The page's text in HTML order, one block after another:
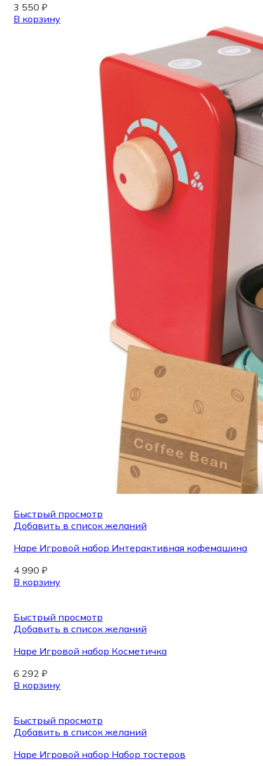
3 550 ₽
В корзину
Быстрый просмотр
Добавить в список желаний
Hape Игровой набор Интерактивная кофемашина
4 990 ₽
В корзину
Быстрый просмотр
Добавить в список желаний
Hape Игровой набор Косметичка
6 292 ₽
В корзину
Быстрый просмотр
Добавить в список желаний
Hape Игровой набор Набор тостеров